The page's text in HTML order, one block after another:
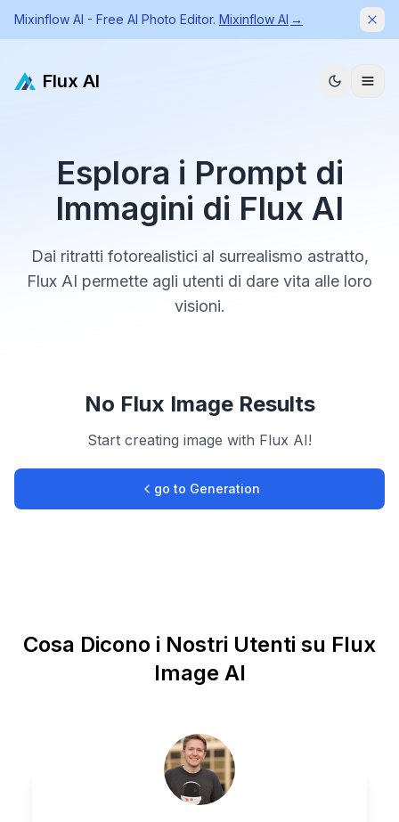
Mixinflow AI - Free AI Photo Editor. Mixinflow AI →
Flux AI
Esplora i Prompt di
Immagini di Flux AI
Dai ritratti fotorealistici al surrealismo astratto,
Flux AI permette agli utenti di dare vita alle loro
visioni.
No Flux Image Results
Start creating image with Flux AI!
go to Generation
Cosa Dicono i Nostri Utenti su Flux
Image AI